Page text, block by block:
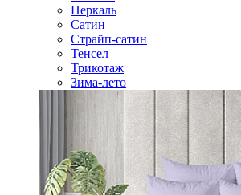
Перкаль
Сатин
Страйп-сатин
Тенсел
Трикотаж
Зима-лето